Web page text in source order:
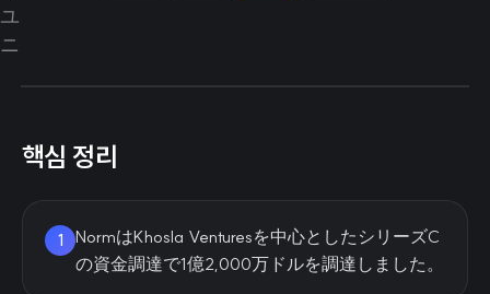
핵심 정리
1
NormはKhosla Venturesを中心としたシリーズC
の資金調達で1億2,000万ドルを調達しました。